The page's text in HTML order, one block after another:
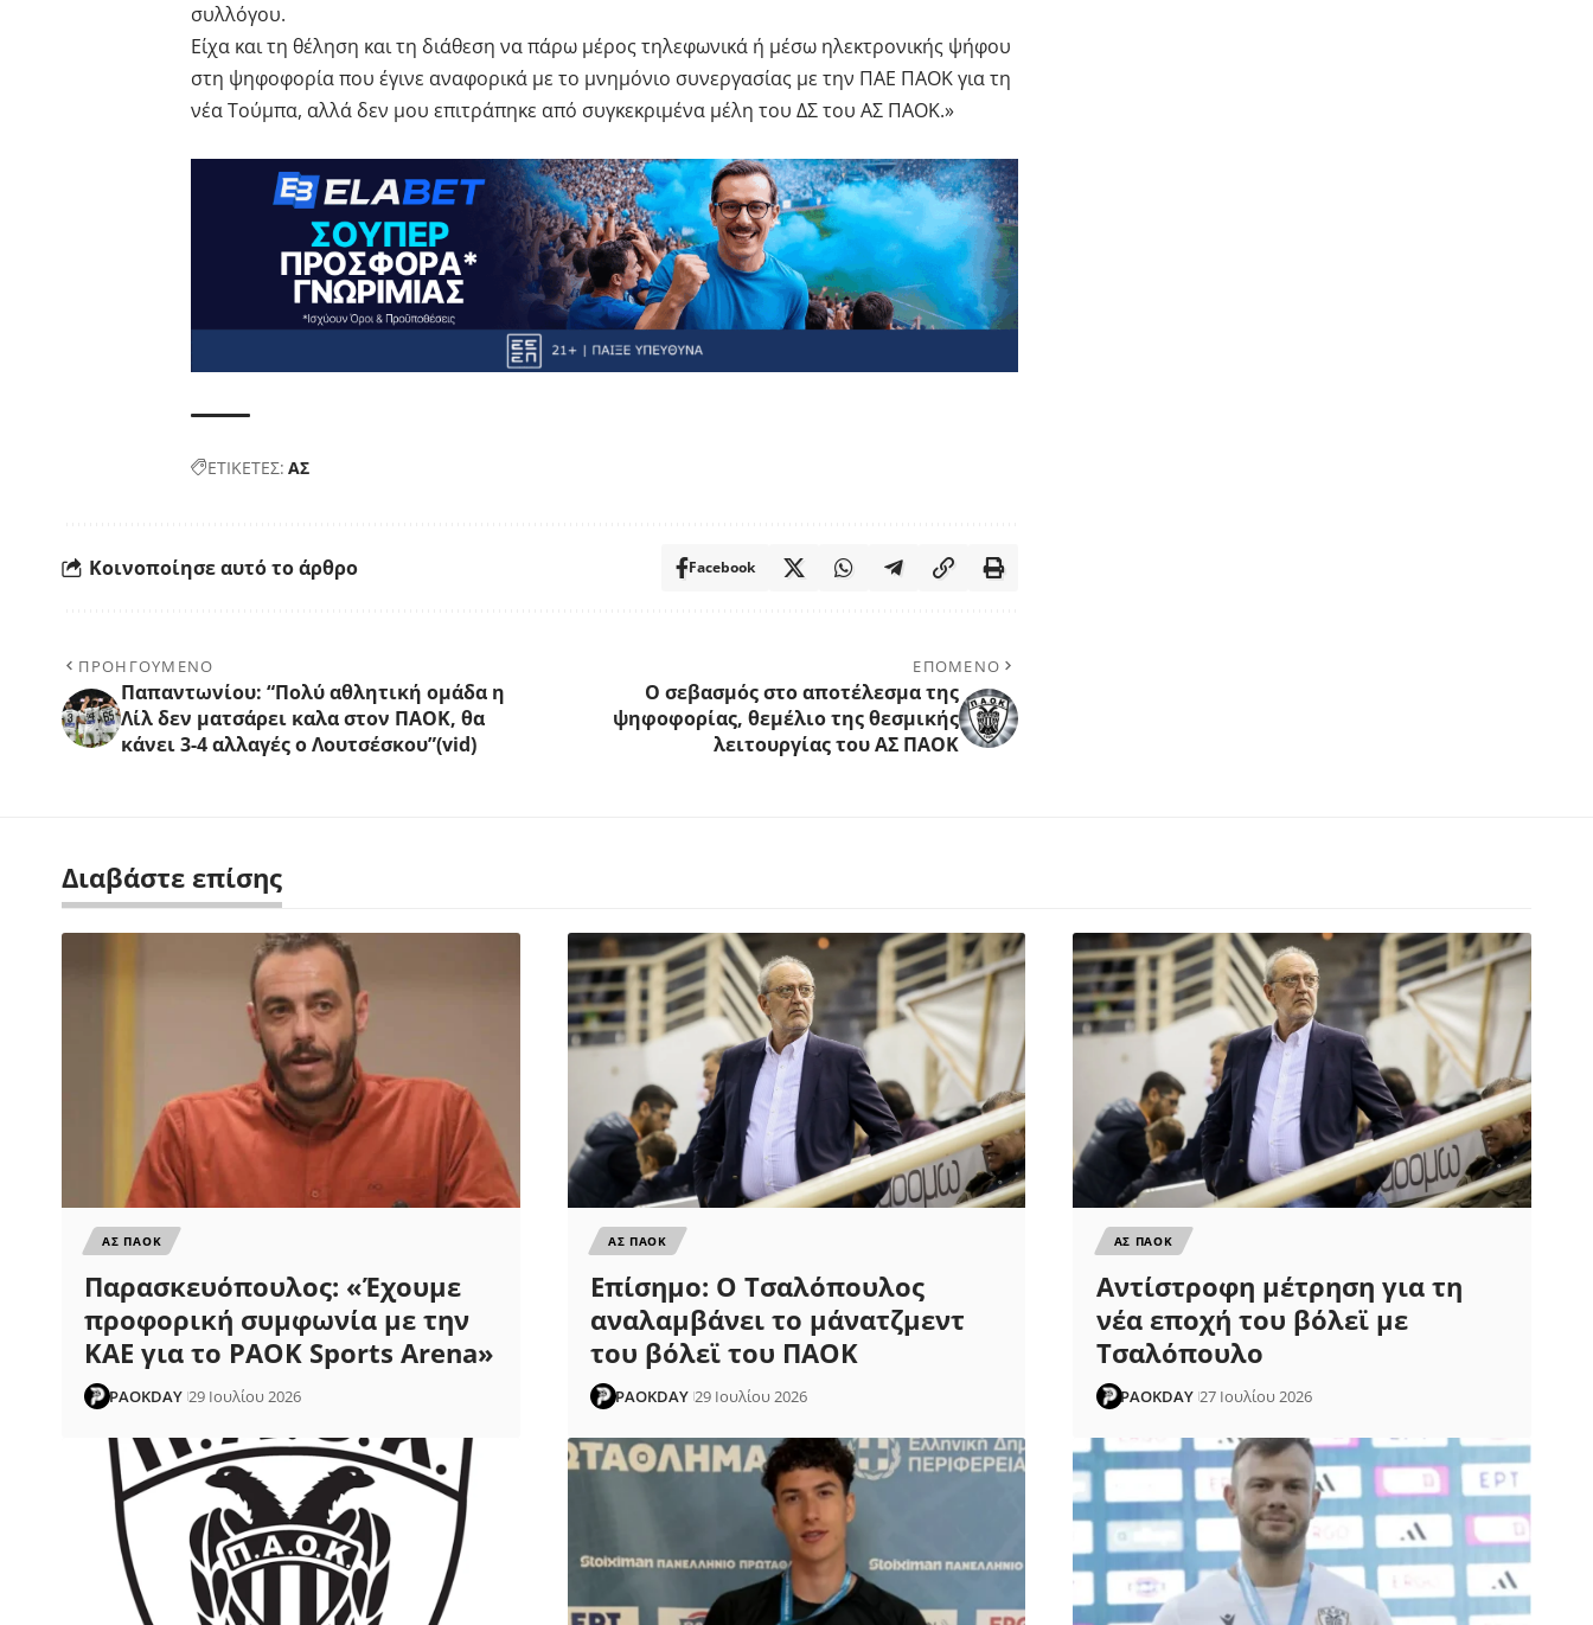
συλλόγου.
Είχα και τη θέληση και τη διάθεση να πάρω μέρος τηλεφωνικά ή μέσω ηλεκτρονικής ψήφου
στη ψηφοφορία που έγινε αναφορικά με το μνημόνιο συνεργασίας με την ΠΑΕ ΠΑΟΚ για τη
νέα Τούμπα, αλλά δεν μου επιτράπηκε από συγκεκριμένα μέλη του ΔΣ του ΑΣ ΠΑΟΚ.»
ΕΤΙΚΕΤΕΣ: ΑΣ
Κοινοποίησε αυτό το άρθρο Facebook
ΠΡΟΗΓΟΥΜΕΝΟ
Παπαντωνίου: “Πολύ αθλητική ομάδα η
Λίλ δεν ματσάρει καλα στον ΠΑΟΚ, θα
κάνει 3-4 αλλαγές ο Λουτσέσκου”(vid)
ΕΠΟΜΕΝΟ
Ο σεβασμός στο αποτέλεσμα της
ψηφοφορίας, θεμέλιο της θεσμικής
λειτουργίας του ΑΣ ΠΑΟΚ
Διαβάστε επίσης
ΑΣ ΠΑΟΚ
Παρασκευόπουλος: «Έχουμε
προφορική συμφωνία με την
ΚΑΕ για το PAOK Sports Arena»
PAOKDAY 29 Ιουλίου 2026
ΑΣ ΠΑΟΚ
Επίσημο: Ο Τσαλόπουλος
αναλαμβάνει το μάνατζμεντ
του βόλεϊ του ΠΑΟΚ
PAOKDAY 29 Ιουλίου 2026
ΑΣ ΠΑΟΚ
Αντίστροφη μέτρηση για τη
νέα εποχή του βόλεϊ με
Τσαλόπουλο
PAOKDAY 27 Ιουλίου 2026